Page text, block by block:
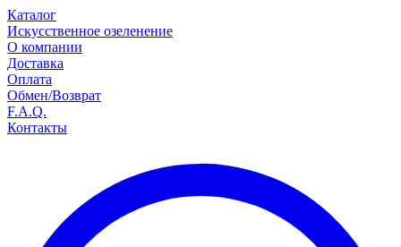
Каталог
Искусственное озеленение
О компании
Доставка
Оплата
Обмен/Возврат
F.A.Q.
Контакты